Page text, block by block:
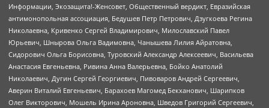
Информации, Экозащита!-Женсовет, Общественный вердикт, Евразийская
антимонопольная ассоциация, Бедушев Петр Петрович, Дзугкоева Регина
Николаевна, Кривенко Сергей Владимирович, Милославский Павел
Юрьевич, Шнырова Ольга Вадимовна, Чанышева Лилия Айратовна,
Сидорович Ольга Борисовна, Туровский Александр Алексеевич, Васильева
Анастасия Евгеньевна, Ривина Анна Валерьевна, Бойко Анатолий
Николаевич, Дугин Сергей Георгиевич, Пивоваров Андрей Сергеевич,
Аверин Виталий Евгеньевич, Барахоев Магомед Бекханович, Шарипков
Олег Викторович, Мошель Ирина Ароновна, Шведов Григорий Сергеевич,